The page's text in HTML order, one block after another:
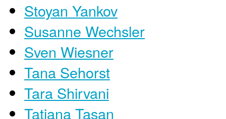
Stoyan Yankov
Susanne Wechsler
Sven Wiesner
Tana Sehorst
Tara Shirvani
Tatjana Tasan